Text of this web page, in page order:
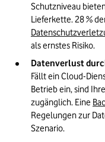
Schutzniveau
als ernstes Risiko.
Datenverlust
Fällt ein Cloud-
Betrieb ein, sind
zugänglich. Eine
Regelungen zur
Szenario.